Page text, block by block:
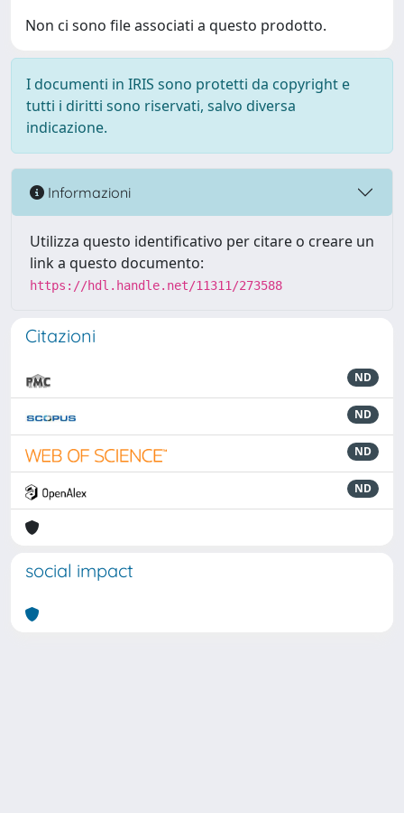
Non ci sono file associati a questo prodotto.
I documenti in IRIS sono protetti da copyright e
tutti i diritti sono riservati, salvo diversa
indicazione.
Informazioni
Utilizza questo identificativo per citare o creare un
link a questo documento:
https://hdl.handle.net/11311/273588
Citazioni
ND
ND
ND
ND
social impact